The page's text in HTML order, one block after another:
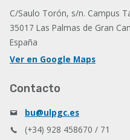
C/Saulo Torón, s/n. Campus
35017 Las Palmas de Gran
España
Ver en Google Maps
Contacto
bu@ulpgc.es
(+34) 928 458670 / 71